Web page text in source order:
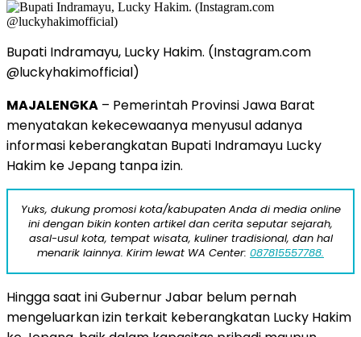
Bupati Indramayu, Lucky Hakim. (Instagram.com
@luckyhakimofficial)
MAJALENGKA – Pemerintah Provinsi Jawa Barat
menyatakan kekecewaanya menyusul adanya
informasi keberangkatan Bupati Indramayu Lucky
Hakim ke Jepang tanpa izin.
Yuks, dukung promosi kota/kabupaten Anda di media online
ini dengan bikin konten artikel dan cerita seputar sejarah,
asal-usul kota, tempat wisata, kuliner tradisional, dan hal
menarik lainnya. Kirim lewat WA Center: 087815557788.
Hingga saat ini Gubernur Jabar belum pernah
mengeluarkan izin terkait keberangkatan Lucky Hakim